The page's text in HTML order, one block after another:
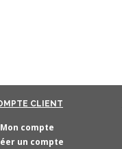
CLIENT
Mon compte
un compte